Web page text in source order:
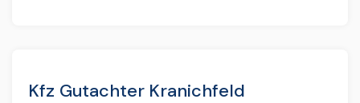
Kfz Gutachter Kranichfeld